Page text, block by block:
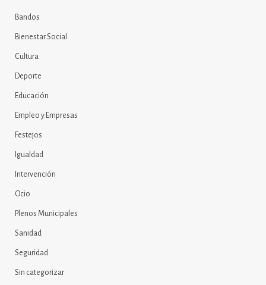
Bandos
Bienestar Social
Cultura
Deporte
Educación
Empleo y Empresas
Festejos
Igualdad
Intervención
Ocio
Plenos Municipales
Sanidad
Seguridad
Sin categorizar